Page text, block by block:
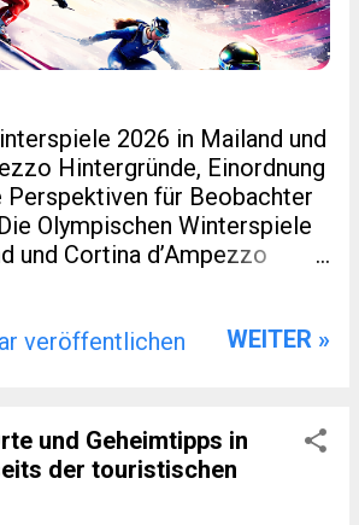
2026 in Mailand und
Hintergründe, Einordnung
Perspektiven für Beobachter
Olympischen Winterspiele
und Cortina d’Ampezzo
Gastgeber ist. Sondern
mit regionaler Entwicklung
Für viele Leser eines
zu Sport, Reisen oder
sind genau
veröffentlichen WEITER »
und Geheimtipps in
der touristischen